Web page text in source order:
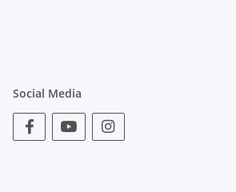
Social Media